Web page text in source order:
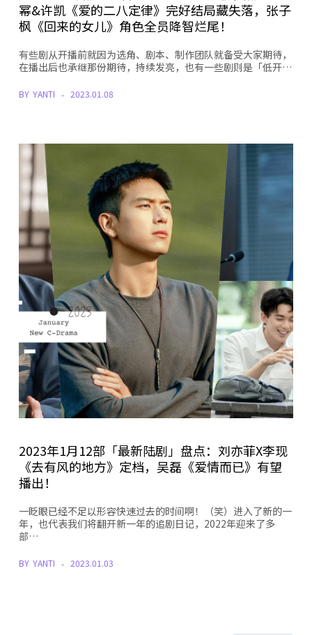
幂&许凯《爱的二八定律》完好结局藏失落，张子
枫《回来的女儿》角色全员降智烂尾！
有些剧从开播前就因为选角、剧本、制作团队就备受大家期待，
在播出后也承继那份期待，持续发亮，也有一些剧则是「低开…
BY YANTI 2023.01.08
2023年1月12部「最新陆剧」盘点：刘亦菲X李现
《去有风的地方》定档，吴磊《爱情而已》有望
播出！
一眨眼已经不足以形容快速过去的时间啊！（笑）进入了新的一
年，也代表我们将翻开新一年的追剧日记，2022年迎来了多
部…
BY YANTI 2023.01.03